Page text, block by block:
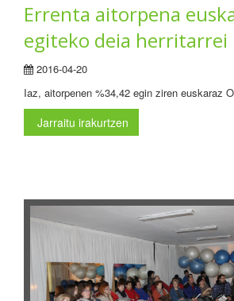
Errenta aitorpena
egiteko deia herritarrei
2016-04-20
Iaz, aitorpenen %34,42 egin ziren euskaraz
Jarraitu irakurtzen